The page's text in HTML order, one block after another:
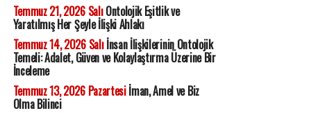
Temmuz 21, 2026 SalıOntolojik Eşitlik ve
Yaratılmış Her Şeyle İlişki Ahlakı
Temmuz 14, 2026 Salıİnsan İlişkilerinin Ontolojik
Temeli: Adalet, Güven ve Kolaylaştırma Üzerine Bir
İnceleme
Temmuz 13, 2026 Pazartesiİman, Amel ve Biz
Olma Bilinci